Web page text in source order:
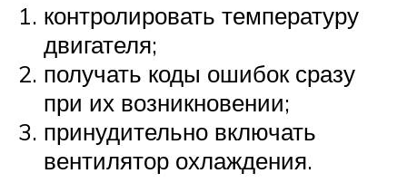
контролировать температуру
двигателя;
получать коды ошибок сразу
при их возникновении;
принудительно включать
вентилятор охлаждения.